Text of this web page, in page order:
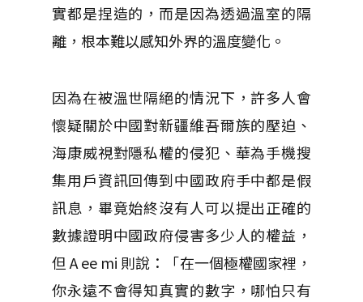
實都是捏造的，而是因為透過溫室的隔
離，根本難以感知外界的溫度變化。
因為在被溫世隔絕的情況下，許多人會
懷疑關於中國對新疆維吾爾族的壓迫、
海康威視對隱私權的侵犯、華為手機搜
集用戶資訊回傳到中國政府手中都是假
訊息，畢竟始終沒有人可以提出正確的
數據證明中國政府侵害多少人的權益，
但 A ee mi 則說：「在一個極權國家裡，
你永遠不會得知真實的數字， 哪怕只有